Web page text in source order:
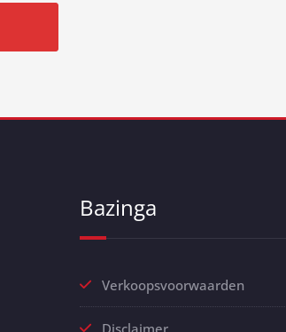
Bazinga
Verkoopsvoorwaarden
Disclaimer